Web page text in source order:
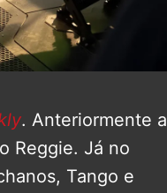
. Anteriormente a
Reggie. Já no
Tango e